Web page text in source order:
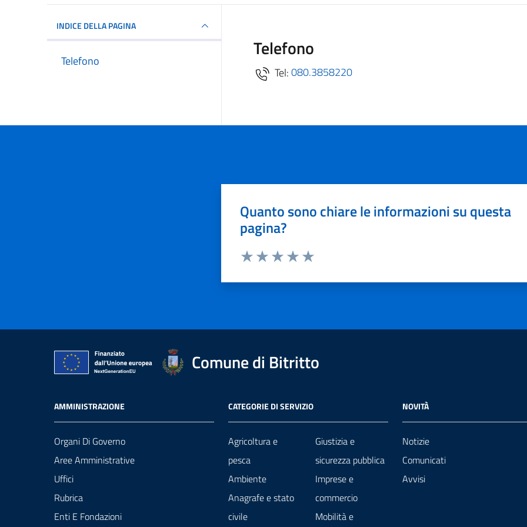
INDICE DELLA PAGINA
Telefono
Telefono
Tel:080.3858220
Quanto sono chiare le informazioni su questa
pagina?
Comune di Bitritto
AMMINISTRAZIONE
Organi Di Governo
Aree Amministrative
Uffici
Rubrica
Enti E Fondazioni
CATEGORIE DI SERVIZIO
Agricoltura e
pesca
Ambiente
Anagrafe e stato
civile
Giustizia e
sicurezza pubblica
Imprese e
commercio
Mobilità e
NOVITÀ
Notizie
Comunicati
Avvisi